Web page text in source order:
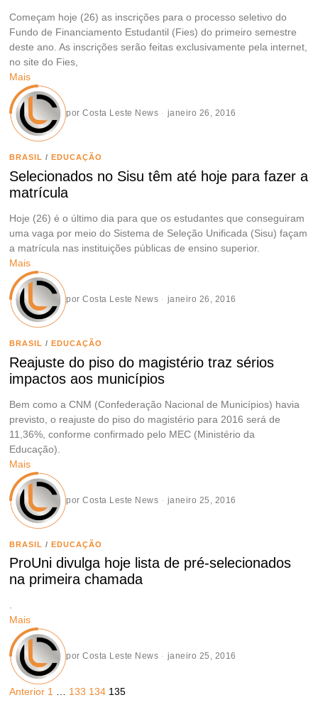
Começam hoje (26) as inscrições para o processo seletivo do
Fundo de Financiamento Estudantil (Fies) do primeiro semestre
deste ano. As inscrições serão feitas exclusivamente pela internet,
no site do Fies,
Mais
porCosta Leste News janeiro 26, 2016
BRASIL / EDUCAÇÃO
Selecionados no Sisu têm até hoje para fazer a
matrícula
Hoje (26) é o último dia para que os estudantes que conseguiram
uma vaga por meio do Sistema de Seleção Unificada (Sisu) façam
a matrícula nas instituições públicas de ensino superior.
Mais
porCosta Leste News janeiro 26, 2016
BRASIL / EDUCAÇÃO
Reajuste do piso do magistério traz sérios
impactos aos municípios
Bem como a CNM (Confederação Nacional de Municípios) havia
previsto, o reajuste do piso do magistério para 2016 será de
11,36%, conforme confirmado pelo MEC (Ministério da
Educação).
Mais
porCosta Leste News janeiro 25, 2016
BRASIL / EDUCAÇÃO
ProUni divulga hoje lista de pré-selecionados
na primeira chamada
.
Mais
porCosta Leste News janeiro 25, 2016
Anterior 1 … 133 134 135